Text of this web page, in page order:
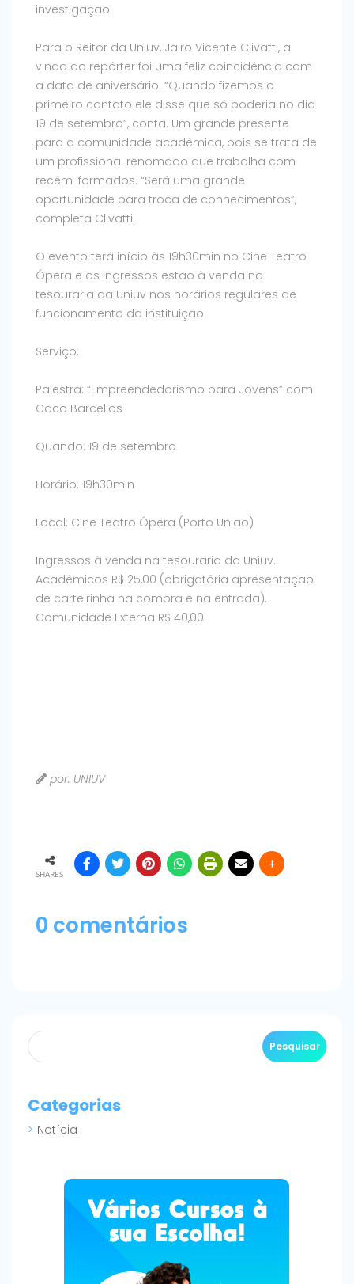
investigação.
Para o Reitor da Uniuv, Jairo Vicente Clivatti, a
vinda do repórter foi uma feliz coincidência com
a data de aniversário. “Quando fizemos o
primeiro contato ele disse que só poderia no dia
19 de setembro”, conta. Um grande presente
para a comunidade acadêmica, pois se trata de
um profissional renomado que trabalha com
recém-formados. “Será uma grande
oportunidade para troca de conhecimentos”,
completa Clivatti.
O evento terá início às 19h30min no Cine Teatro
Ópera e os ingressos estão à venda na
tesouraria da Uniuv nos horários regulares de
funcionamento da instituição.
Serviço:
Palestra: “Empreendedorismo para Jovens” com
Caco Barcellos
Quando: 19 de setembro
Horário: 19h30min
Local: Cine Teatro Ópera (Porto União)
Ingressos à venda na tesouraria da Uniuv.
Acadêmicos R$ 25,00 (obrigatória apresentação
de carteirinha na compra e na entrada).
Comunidade Externa R$ 40,00
por: UNIUV
SHARES
0 comentários
Categorias
Notícia